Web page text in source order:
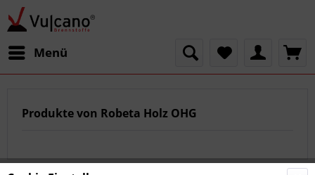
Menü
Produkte von Robeta Holz OHG